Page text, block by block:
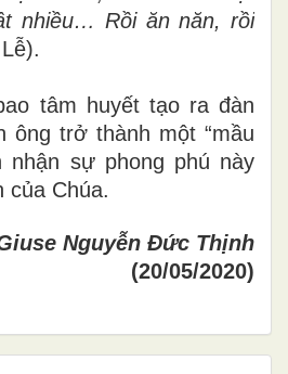
nhiều… Rồi ăn năn, rồi
tâm huyết tạo ra đàn
ông trở thành một “mầu
nhận sự phong phú này
của Chúa.
Nguyễn Đức Thịnh
(20/05/2020)